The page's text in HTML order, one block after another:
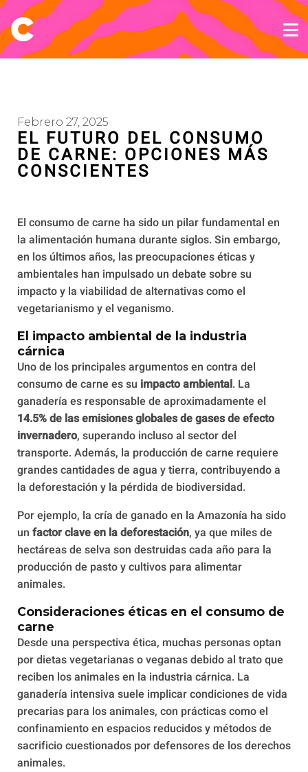
Febrero 27, 2025
EL FUTURO DEL CONSUMO
DE CARNE: OPCIONES MÁS
CONSCIENTES
El consumo de carne ha sido un pilar fundamental en
la alimentación humana durante siglos. Sin embargo,
en los últimos años, las preocupaciones éticas y
ambientales han impulsado un debate sobre su
impacto y la viabilidad de alternativas como el
vegetarianismo y el veganismo.
El impacto ambiental de la industria
cárnica
Uno de los principales argumentos en contra del
consumo de carne es su impacto ambiental. La
ganadería es responsable de aproximadamente el
14.5% de las emisiones globales de gases de efecto
invernadero, superando incluso al sector del
transporte. Además, la producción de carne requiere
grandes cantidades de agua y tierra, contribuyendo a
la deforestación y la pérdida de biodiversidad.
Por ejemplo, la cría de ganado en la Amazonía ha sido
un factor clave en la deforestación, ya que miles de
hectáreas de selva son destruidas cada año para la
producción de pasto y cultivos para alimentar
animales.
Consideraciones éticas en el consumo de
carne
Desde una perspectiva ética, muchas personas optan
por dietas vegetarianas o veganas debido al trato que
reciben los animales en la industria cárnica. La
ganadería intensiva suele implicar condiciones de vida
precarias para los animales, con prácticas como el
confinamiento en espacios reducidos y métodos de
sacrificio cuestionados por defensores de los derechos
animales.